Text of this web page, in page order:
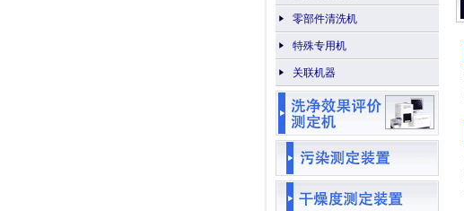
零部件清洗机
特殊专用机
关联机器